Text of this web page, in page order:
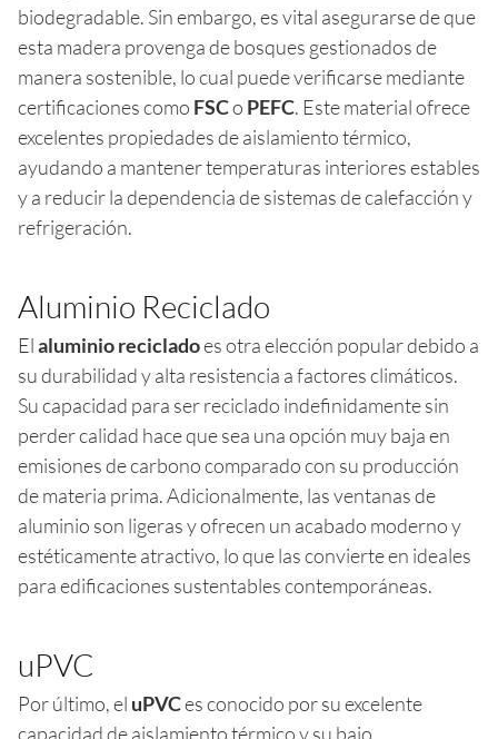
biodegradable. Sin embargo, es vital asegurarse de que
esta madera provenga de bosques gestionados de
manera sostenible, lo cual puede verificarse mediante
certificaciones como FSCo PEFC. Este material ofrece
excelentes propiedades de aislamiento térmico,
ayudando a mantener temperaturas interiores estables
y a reducir la dependencia de sistemas de calefacción y
refrigeración.
Aluminio Reciclado
Elaluminio recicladoes otra elección popular debido a
su durabilidad y alta resistencia a factores climáticos.
Su capacidad para ser reciclado indefinidamente sin
perder calidad hace que sea una opción muy baja en
emisiones de carbono comparado con su producción
de materia prima. Adicionalmente, las ventanas de
aluminio son ligeras y ofrecen un acabado moderno y
estéticamente atractivo, lo que las convierte en ideales
para edificaciones sustentables contemporáneas.
uPVC
Por último, el uPVCes conocido por su excelente
capacidad de aislamiento térmico y su bajo